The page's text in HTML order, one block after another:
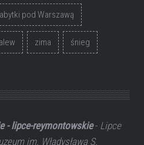
pod Warszawą
zima śnieg
- lipce-reymontowskie- Lipce
im. Władysława S.